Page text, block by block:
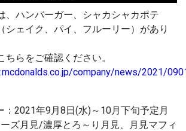
、ハンバーガー、シャカシャカポテ
シェイク、パイ、フルーリー）があり
ちらをご確認ください。
company/news/2021/
2021年9月8日(水)～10月下旬予定月
ズ月見/濃厚とろ～り月見、月見マフィ